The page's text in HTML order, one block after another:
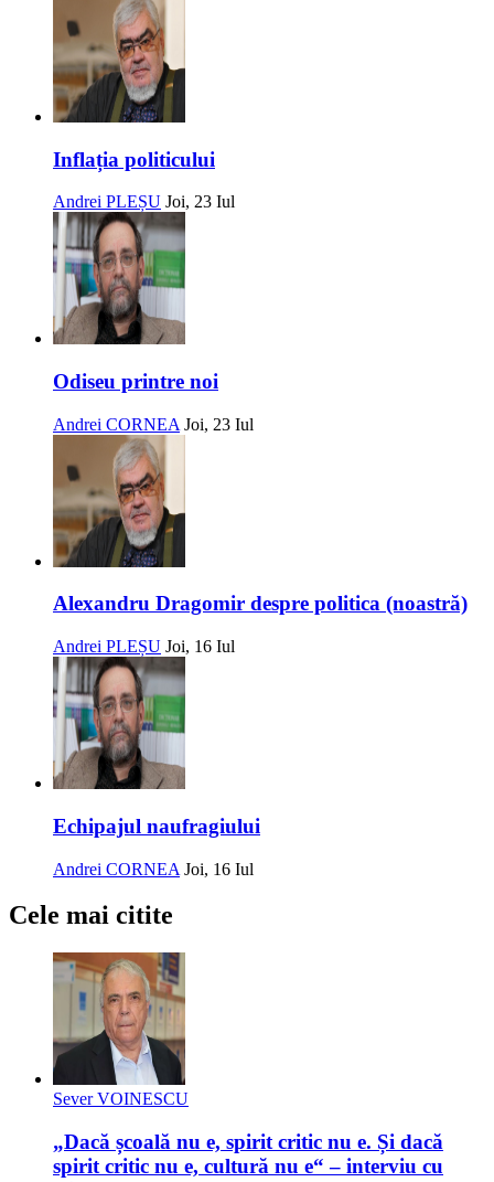
Inflația politicului
Andrei PLEȘU Joi, 23 Iul
Odiseu printre noi
Andrei CORNEA Joi, 23 Iul
Alexandru Dragomir despre politica (noastră)
Andrei PLEȘU Joi, 16 Iul
Echipajul naufragiului
Andrei CORNEA Joi, 16 Iul
Cele mai citite
Sever VOINESCU
„Dacă școală nu e, spirit critic nu e. Și dacă
spirit critic nu e, cultură nu e“ – interviu cu